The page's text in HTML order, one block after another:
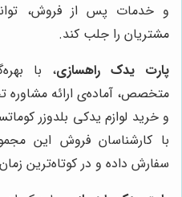
و خدمات پس از فروش،
مشتریان را جلب کند.
پارت یدک راهسازی، با
متخصص، آماده‌ی ارائه مشاوره
و خرید لوازم یدکی بلدوزر
با کارشناسان فروش این
سفارش داده و در کوتاه‌ترین